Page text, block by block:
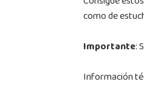
como de
Importante:
Información